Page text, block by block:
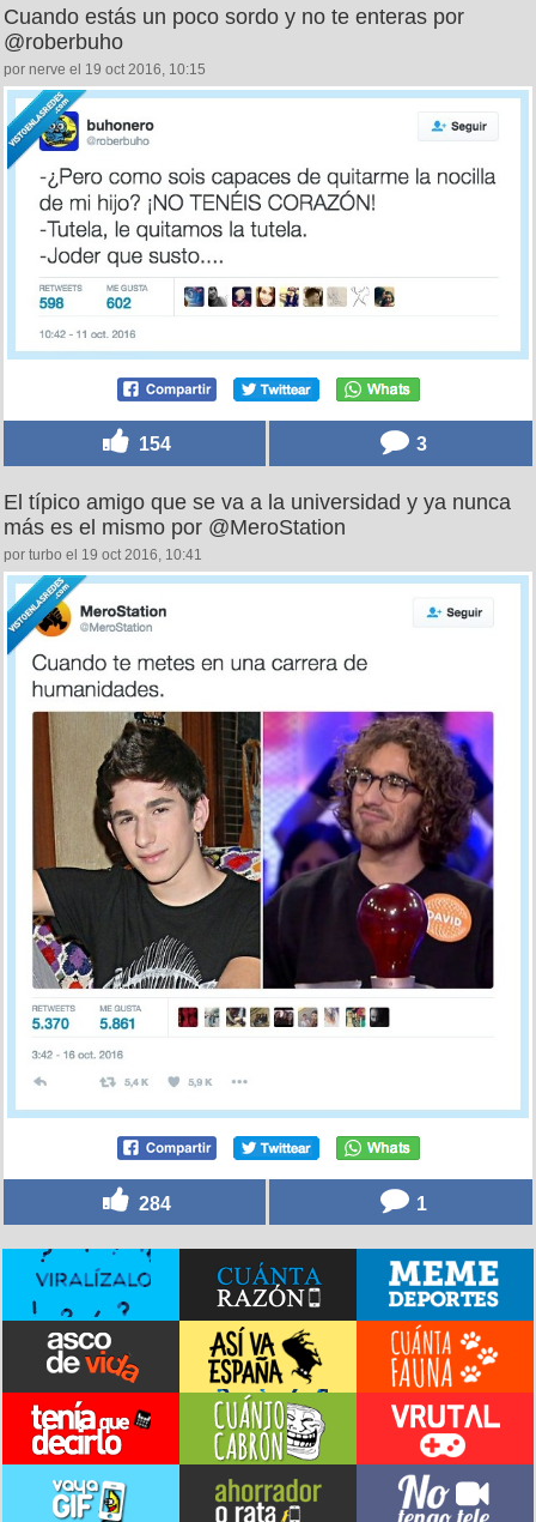
Cuando estás un poco sordo y no te enteras por
@roberbuho
por nerve el 19 oct 2016, 10:15
154 3
El típico amigo que se va a la universidad y ya nunca
más es el mismo por @MeroStation
por turbo el 19 oct 2016, 10:41
284 1